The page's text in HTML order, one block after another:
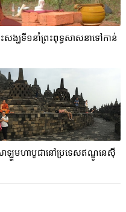
ះសង្ឃទី១នាំព្រះពុទ្ធសាសនាទៅកាន់
ឡ្ហមហាបូជានៅប្រទេសឥណ្ឌូនេស៊ី